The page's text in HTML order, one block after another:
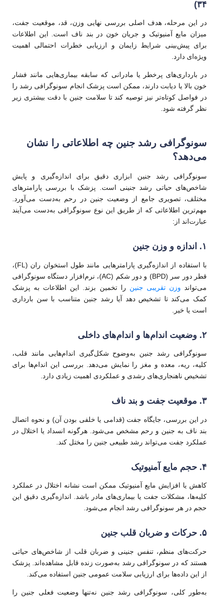
۳۴)
در این مرحله، هدف اصلی بررسی نهایی وزن، قد، موقعیت جفت،
میزان مایع آمنیوتیک و جریان خون در بند ناف است. این اطلاعات
برای پیش‌بینی شرایط زایمان و ارزیابی خطرات احتمالی اهمیت
ویژه‌ای دارد.
در بارداری‌های پرخطر یا مادرانی که سابقه بیماری‌هایی مانند فشار
خون بالا یا دیابت دارند، ممکن است پزشک انجام سونوگرافی رشد را
در فواصل کوتاه‌تر نیز توصیه کند تا سلامت جنین با دقت بیشتری زیر
نظر گرفته شود.
سونوگرافی رشد جنین چه اطلاعاتی را نشان
می‌دهد؟
سونوگرافی رشد جنین ابزاری دقیق برای اندازه‌گیری و پایش
شاخص‌های حیاتی رشد جنینی است. پزشک با بررسی پارامترهای
مختلف، تصویری جامع از وضعیت جنین در رحم به‌دست می‌آورد.
مهم‌ترین اطلاعاتی که از طریق این نوع سونوگرافی به‌دست می‌آیند
عبارت‌اند از:
۱. اندازه و وزن جنین
با استفاده از اندازه‌گیری پارامترهایی مانند طول استخوان ران (FL)،
قطر دور سر (BPD) و دور شکم (AC)، نرم‌افزار دستگاه سونوگرافی
می‌تواند
وزن تقریبی جنین را تخمین بزند. این اطلاعات به پزشک
کمک می‌کند تا تشخیص دهد آیا رشد جنین متناسب با سن بارداری
است یا خیر.
۲. وضعیت اندام‌ها و اندام‌های داخلی
سونوگرافی رشد جنین به‌وضوح شکل‌گیری اندام‌هایی مانند قلب،
کلیه، ریه، معده و مغز را نمایش می‌دهد. بررسی این اندام‌ها برای
تشخیص ناهنجاری‌های رشدی و عملکردی اهمیت زیادی دارد.
۳. موقعیت جفت و بند ناف
در این بررسی، جایگاه جفت (قدامی یا خلفی بودن آن) و نحوه اتصال
بند ناف به جنین و رحم مشخص می‌شود. هرگونه انسداد یا اختلال در
عملکرد جفت می‌تواند رشد طبیعی جنین را مختل کند.
۴. حجم مایع آمنیوتیک
کاهش یا افزایش مایع آمنیوتیک ممکن است نشانه اختلال در عملکرد
کلیه‌ها، مشکلات جفت یا بیماری‌های مادر باشد. اندازه‌گیری دقیق این
حجم در هر سونوگرافی رشد انجام می‌شود.
۵. حرکات و ضربان قلب جنین
حرکت‌های منظم، تنفس جنینی و ضربان قلب از شاخص‌های حیاتی
هستند که در سونوگرافی رشد به‌صورت زنده قابل مشاهده‌اند. پزشک
از این داده‌ها برای ارزیابی سلامت عمومی جنین استفاده می‌کند.
به‌طور کلی، سونوگرافی رشد جنین نه‌تنها وضعیت فعلی جنین را